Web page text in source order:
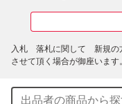
入札　落札に関して　新規
させて頂く場合が御座います。
しとさせて頂きます。
商品を受け取り後に受け取